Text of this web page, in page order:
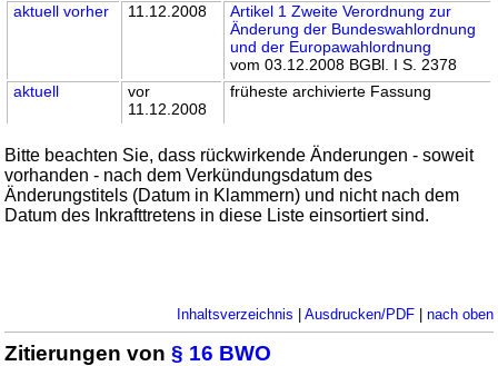
aktuell vorher 11.12.2008
Artikel 1 Zweite Verordnung zur
Änderung der Bundeswahlordnung
und der Europawahlordnung
vom 03.12.2008 BGBl. I S. 2378
aktuell
vor
11.12.2008
früheste archivierte Fassung
Bitte beachten Sie, dass rückwirkende Änderungen - soweit
vorhanden - nach dem Verkündungsdatum des
Änderungstitels (Datum in Klammern) und nicht nach dem
Datum des Inkrafttretens in diese Liste einsortiert sind.
Inhaltsverzeichnis | Ausdrucken/PDF| nach oben
Zitierungen von§ 16 BWO